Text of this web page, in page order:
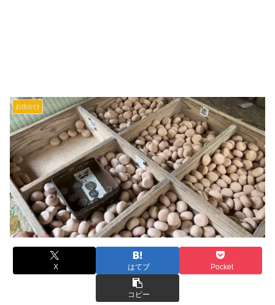
お出かけ
X はてブ Pocket
コピー